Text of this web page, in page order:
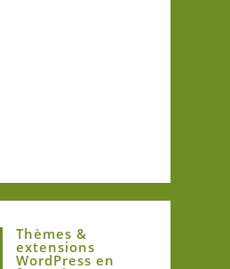
Thèmes &
extensions
WordPress en